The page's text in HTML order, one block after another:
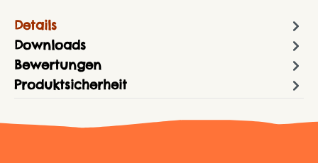
Details
Downloads
Bewertungen
Produktsicherheit